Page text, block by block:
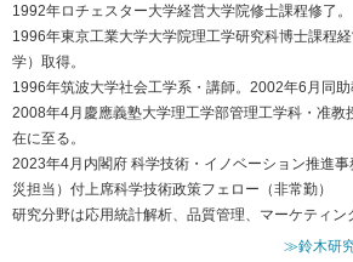
1992年ロチェスター大学経営大学院修士課程修了。
1996年東京工業大学大学院理工学研究科博士課程
学）取得。
1996年筑波大学社会工学系・講師。2002年6月同助
2008年4月慶應義塾大学理工学部管理工学科・准教
在に至る。
2023年4月内閣府 科学技術・イノベーション推進
災担当）付上席科学技術政策フェロー（非常勤）
研究分野は応用統計解析、品質管理、マーケティン
≫鈴木研